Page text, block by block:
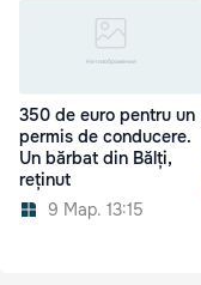
350 de euro pentru un
permis de conducere.
Un bărbat din Bălți,
reținut
9 Мар. 13:15